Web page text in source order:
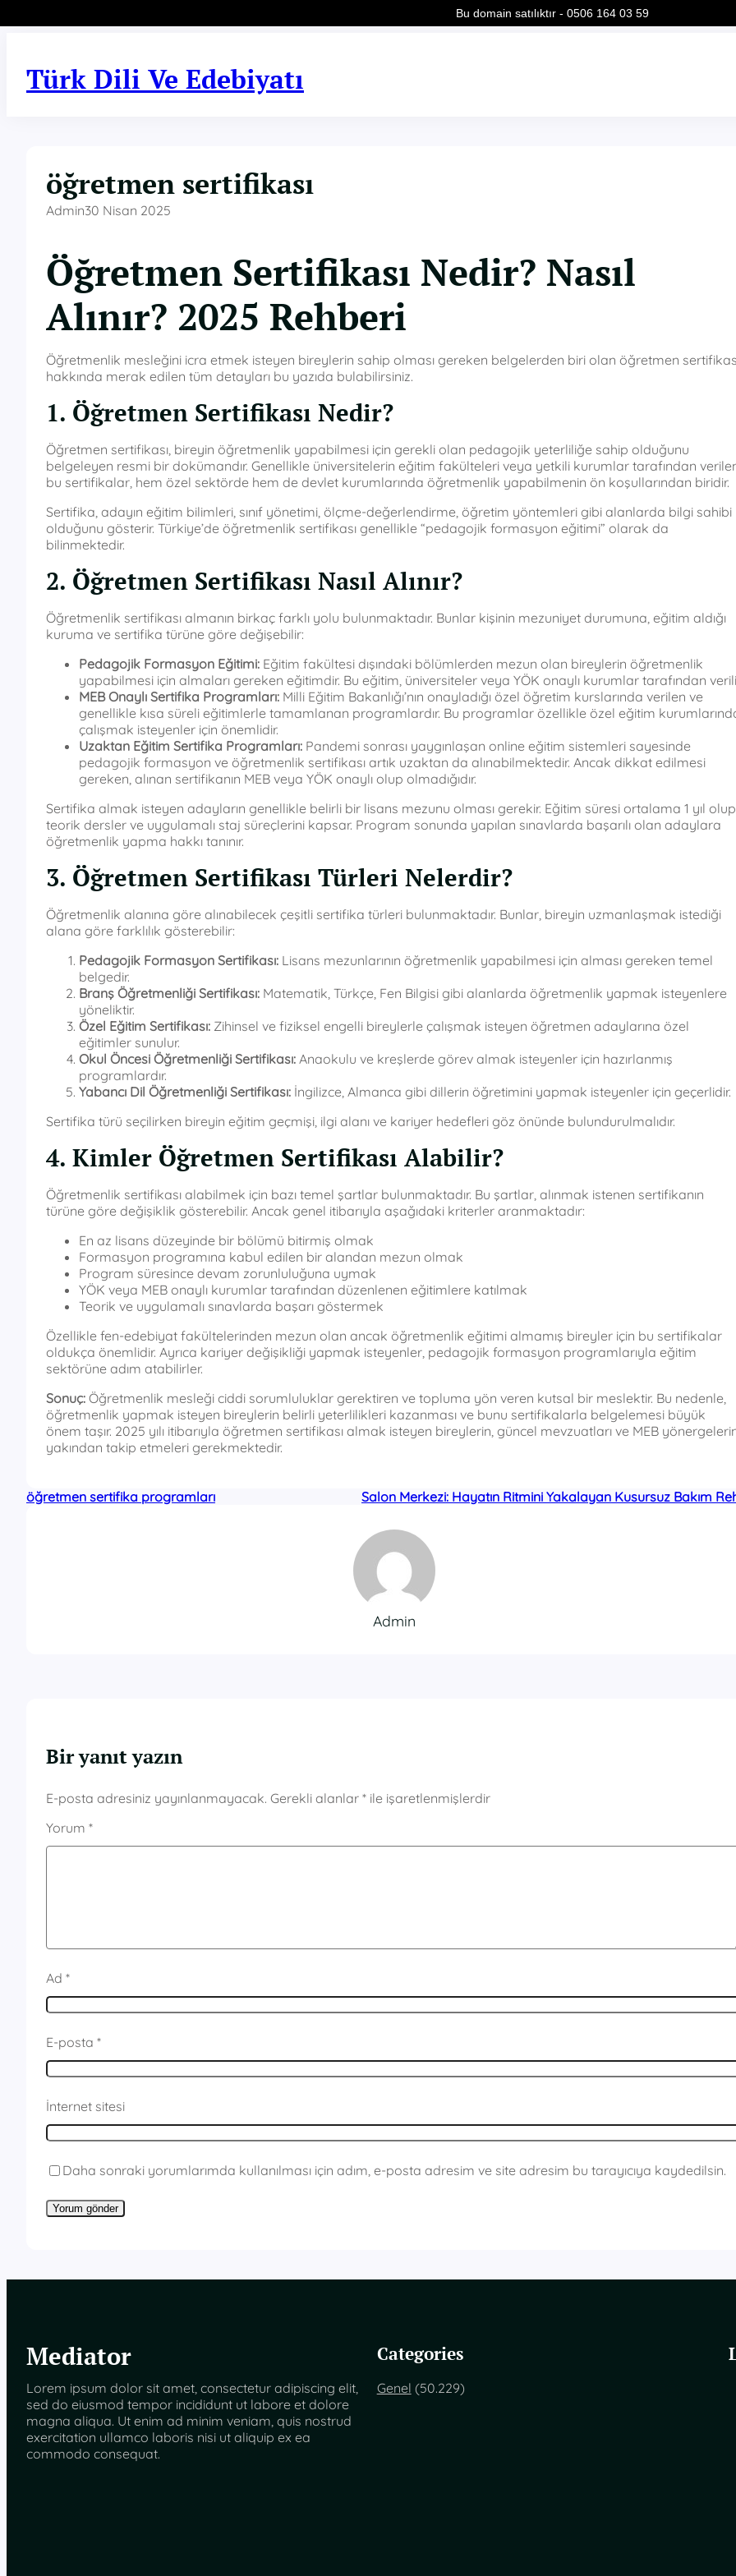
Türk Dili Ve Edebiyatı
öğretmen sertifikası
Admin30 Nisan 2025
Öğretmen Sertifikası Nedir? Nasıl
Alınır? 2025 Rehberi
Öğretmenlik mesleğini icra etmek isteyen bireylerin sahip olması gereken belgelerden biri olan öğretmen
hakkında merak edilen tüm detayları bu yazıda bulabilirsiniz.
1. Öğretmen Sertifikası Nedir?
Öğretmen sertifikası, bireyin öğretmenlik yapabilmesi için gerekli olan pedagojik yeterliliğe sahip olduğunu
belgeleyen resmi bir dokümandır. Genellikle üniversitelerin eğitim fakülteleri veya yetkili kurumlar tarafından
bu sertifikalar, hem özel sektörde hem de devlet kurumlarında öğretmenlik yapabilmenin ön koşullarından biridir.
Sertifika, adayın eğitim bilimleri, sınıf yönetimi, ölçme-değerlendirme, öğretim yöntemleri gibi alanlarda bilgi sahibi
olduğunu gösterir. Türkiye’de öğretmenlik sertifikası genellikle “pedagojik formasyon eğitimi” olarak da
bilinmektedir.
2. Öğretmen Sertifikası Nasıl Alınır?
Öğretmenlik sertifikası almanın birkaç farklı yolu bulunmaktadır. Bunlar kişinin mezuniyet durumuna, eğitim aldığı
kuruma ve sertifika türüne göre değişebilir:
Pedagojik Formasyon Eğitimi: Eğitim fakültesi dışındaki bölümlerden mezun olan bireylerin öğretmenlik
yapabilmesi için almaları gereken eğitimdir. Bu eğitim, üniversiteler veya YÖK onaylı kurumlar tarafından
MEB Onaylı Sertifika Programları: Milli Eğitim Bakanlığı’nın onayladığı özel öğretim kurslarında verilen ve
genellikle kısa süreli eğitimlerle tamamlanan programlardır. Bu programlar özellikle özel eğitim
çalışmak isteyenler için önemlidir.
Uzaktan Eğitim Sertifika Programları: Pandemi sonrası yaygınlaşan online eğitim sistemleri sayesinde
pedagojik formasyon ve öğretmenlik sertifikası artık uzaktan da alınabilmektedir. Ancak dikkat edilmesi
gereken, alınan sertifikanın MEB veya YÖK onaylı olup olmadığıdır.
Sertifika almak isteyen adayların genellikle belirli bir lisans mezunu olması gerekir. Eğitim süresi ortalama 1 yıl
teorik dersler ve uygulamalı staj süreçlerini kapsar. Program sonunda yapılan sınavlarda başarılı olan adaylara
öğretmenlik yapma hakkı tanınır.
3. Öğretmen Sertifikası Türleri Nelerdir?
Öğretmenlik alanına göre alınabilecek çeşitli sertifika türleri bulunmaktadır. Bunlar, bireyin uzmanlaşmak istediği
alana göre farklılık gösterebilir:
Pedagojik Formasyon Sertifikası: Lisans mezunlarının öğretmenlik yapabilmesi için alması gereken temel
belgedir.
Branş Öğretmenliği Sertifikası: Matematik, Türkçe, Fen Bilgisi gibi alanlarda öğretmenlik yapmak isteyenlere
yöneliktir.
Özel Eğitim Sertifikası: Zihinsel ve fiziksel engelli bireylerle çalışmak isteyen öğretmen adaylarına özel
eğitimler sunulur.
Okul Öncesi Öğretmenliği Sertifikası: Anaokulu ve kreşlerde görev almak isteyenler için hazırlanmış
programlardır.
Yabancı Dil Öğretmenliği Sertifikası: İngilizce, Almanca gibi dillerin öğretimini yapmak isteyenler için geçerlidir.
Sertifika türü seçilirken bireyin eğitim geçmişi, ilgi alanı ve kariyer hedefleri göz önünde bulundurulmalıdır.
4. Kimler Öğretmen Sertifikası Alabilir?
Öğretmenlik sertifikası alabilmek için bazı temel şartlar bulunmaktadır. Bu şartlar, alınmak istenen sertifikanın
türüne göre değişiklik gösterebilir. Ancak genel itibarıyla aşağıdaki kriterler aranmaktadır:
En az lisans düzeyinde bir bölümü bitirmiş olmak
Formasyon programına kabul edilen bir alandan mezun olmak
Program süresince devam zorunluluğuna uymak
YÖK veya MEB onaylı kurumlar tarafından düzenlenen eğitimlere katılmak
Teorik ve uygulamalı sınavlarda başarı göstermek
Özellikle fen-edebiyat fakültelerinden mezun olan ancak öğretmenlik eğitimi almamış bireyler için bu sertifikalar
oldukça önemlidir. Ayrıca kariyer değişikliği yapmak isteyenler, pedagojik formasyon programlarıyla eğitim
sektörüne adım atabilirler.
Sonuç: Öğretmenlik mesleği ciddi sorumluluklar gerektiren ve topluma yön veren kutsal bir meslektir. Bu nedenle,
öğretmenlik yapmak isteyen bireylerin belirli yeterlilikleri kazanması ve bunu sertifikalarla belgelemesi büyük
önem taşır. 2025 yılı itibarıyla öğretmen sertifikası almak isteyen bireylerin, güncel mevzuatları ve MEB
yakından takip etmeleri gerekmektedir.
öğretmen sertifika programları Salon Merkezi: Hayatın Ritmini Yakalayan Kusursuz Bakım
Admin
Bir yanıt yazın
E-posta adresiniz yayınlanmayacak. Gerekli alanlar * ile işaretlenmişlerdir
Yorum *
Ad *
E-posta *
İnternet sitesi
Daha sonraki yorumlarımda kullanılması için adım, e-posta adresim ve site adresim bu tarayıcıya kaydedilsin.
Mediator
Lorem ipsum dolor sit amet, consectetur adipiscing elit,
sed do eiusmod tempor incididunt ut labore et dolore
magna aliqua. Ut enim ad minim veniam, quis nostrud
exercitation ullamco laboris nisi ut aliquip ex ea
commodo consequat.
Categories
Genel (50.229)
Bu domain satılıktır - 0506 164 03 59